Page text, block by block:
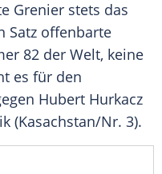
Grenier stets das
Satz offenbarte
82 der Welt, keine
es für den
Hubert Hurkacz
(Kasachstan/Nr. 3).